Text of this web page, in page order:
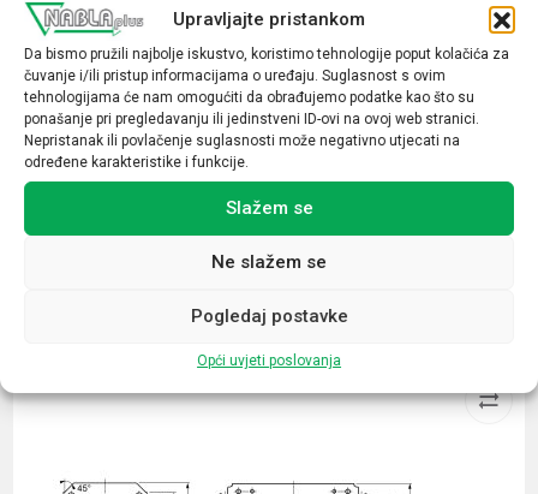
Upravljajte pristankom
Da bismo pružili najbolje iskustvo, koristimo tehnologije poput kolačića za
čuvanje i/ili pristup informacijama o uređaju. Suglasnost s ovim
tehnologijama će nam omogućiti da obrađujemo podatke kao što su
ponašanje pri pregledavanju ili jedinstveni ID-ovi na ovoj web stranici.
Nepristanak ili povlačenje suglasnosti može negativno utjecati na
određene karakteristike i funkcije.
Slažem se
Ne slažem se
Pogledaj postavke
Opći uvjeti poslovanja
Snaga motora (kW)
11
Broj kontakata sklopnika
1NO+1NC
Povezani proizvodi